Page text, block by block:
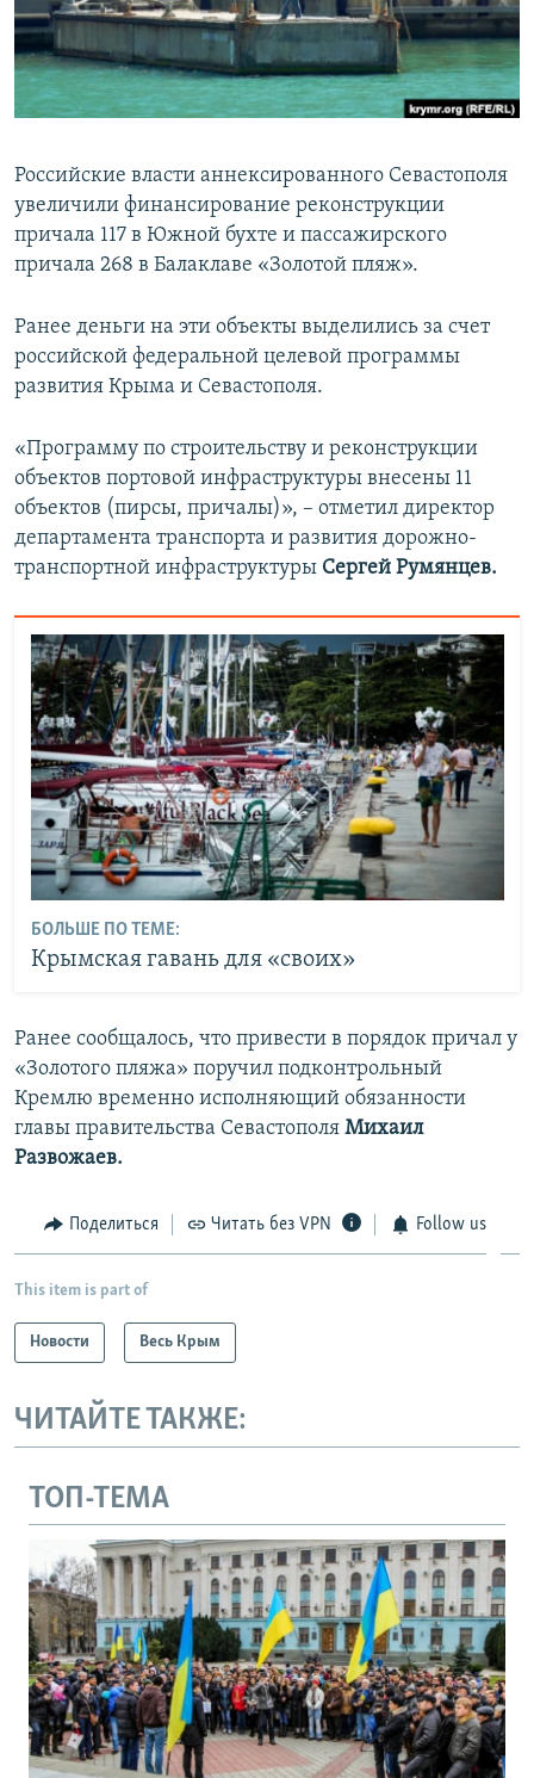
ПОБЕДИТЕЛЕЙ НЕ СУДЯТ?
КРЫМ.НЕПОКОРЕННЫЙ
ELIFBE
ПРИСОЕДИНЯЙТЕСЬ!
Все сайты RFE/RL
Российские власти аннексированного Севастополя
увеличили финансирование реконструкции
причала 117 в Южной бухте и пассажирского
причала 268 в Балаклаве «Золотой пляж».
Ранее деньги на эти объекты выделились за счет
российской федеральной целевой программы
развития Крыма и Севастополя.
«Программу по строительству и реконструкции
объектов портовой инфраструктуры внесены 11
объектов (пирсы, причалы)», – отметил директор
департамента транспорта и развития дорожно-
транспортной инфраструктуры Сергей Румянцев.
БОЛЬШЕ ПО ТЕМЕ:
Крымская гавань для «своих»
Ранее сообщалось, что привести в порядок причал у
«Золотого пляжа» поручил подконтрольный
Кремлю временно исполняющий обязанности
главы правительства Севастополя Михаил
Развожаев.
Поделиться Читать без VPN Follow us
This item is part of
Новости Весь Крым
ЧИТАЙТЕ ТАКЖЕ:
ТОП-ТЕМА